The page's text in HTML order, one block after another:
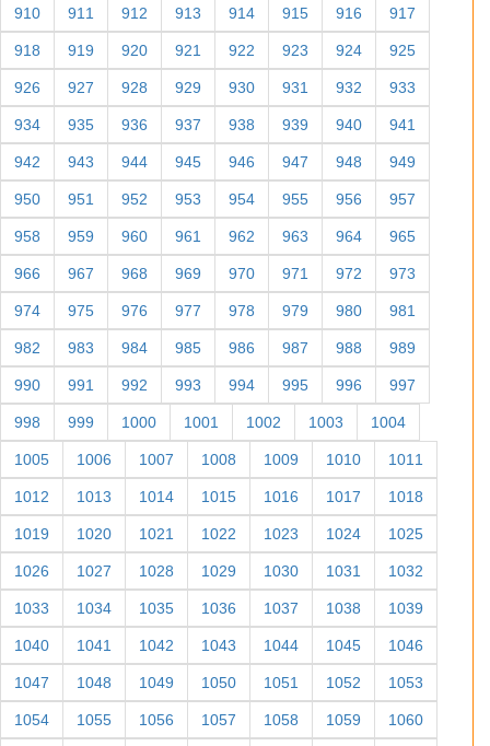
910 911 912 913 914 915 916 917
918 919 920 921 922 923 924 925
926 927 928 929 930 931 932 933
934 935 936 937 938 939 940 941
942 943 944 945 946 947 948 949
950 951 952 953 954 955 956 957
958 959 960 961 962 963 964 965
966 967 968 969 970 971 972 973
974 975 976 977 978 979 980 981
982 983 984 985 986 987 988 989
990 991 992 993 994 995 996 997
998 999 1000 1001 1002 1003 1004
1005 1006 1007 1008 1009 1010 1011
1012 1013 1014 1015 1016 1017 1018
1019 1020 1021 1022 1023 1024 1025
1026 1027 1028 1029 1030 1031 1032
1033 1034 1035 1036 1037 1038 1039
1040 1041 1042 1043 1044 1045 1046
1047 1048 1049 1050 1051 1052 1053
1054 1055 1056 1057 1058 1059 1060